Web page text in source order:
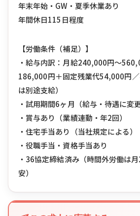
年末年始・GW・夏季休業あり
年間休日115日程度
【労働条件（補足）】
・給与内訳：月給240,000円〜
186,000円＋固定残業代54,000円
は別途支給）
・試用期間6ヶ月（給与・待遇に変更
・賞与あり（業績連動・年2回）
・住宅手当あり（当社規定による）
・役職手当・資格手当あり
・36協定締結済み（時間外労働は
安）